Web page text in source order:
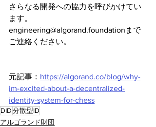
さらなる開発への協力を呼びかけてい
ます。
engineering@algorand.foundationまで
ご連絡ください。
元記事： https://algorand.co/blog/why-
im-excited-about-a-decentralized-
identity-system-for-chess
DID分散型ID
アルゴランド財団